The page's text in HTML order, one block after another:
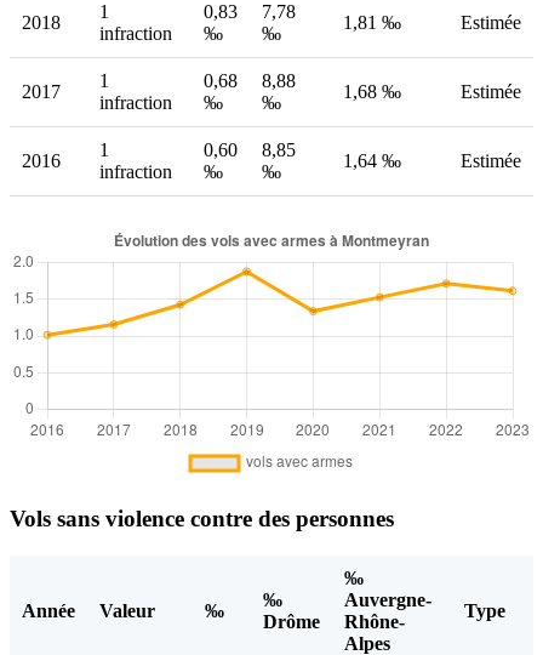
2018
1
infraction
0,83
‰
7,78
‰
1,81 ‰ Estimée
2017
1
infraction
0,68
‰
8,88
‰
1,68 ‰ Estimée
2016
1
infraction
0,60
‰
8,85
‰
1,64 ‰ Estimée
Vols sans violence contre des personnes
Année Valeur ‰
‰
Drôme
‰
Auvergne-
Rhône-
Alpes
Type